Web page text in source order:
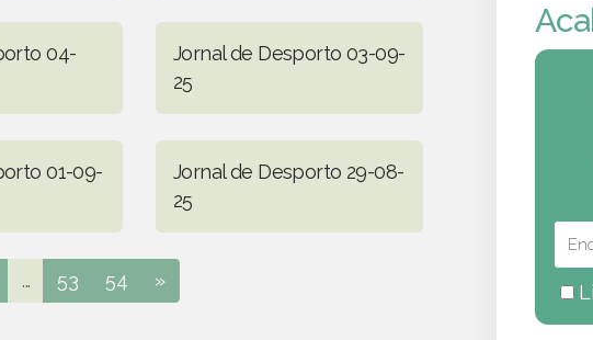
04-
Jornal de Desporto 03-09-
25
01-09-
Jornal de Desporto 29-08-
25
... 53 54 »